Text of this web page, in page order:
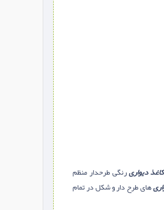
دیواریرنگی طرحدار منظم
های طرح دار و شکل در تمام